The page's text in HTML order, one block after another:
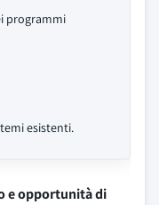
programmi
esistenti.
e opportunità di